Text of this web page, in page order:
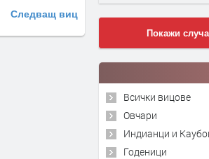
Следващ виц
Покажи
Всички вицове
Овчари
Индианци и
Годеници